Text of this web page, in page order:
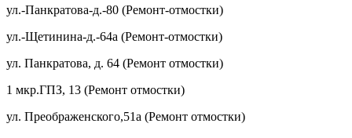
ул.-Панкратова-д.-80 (Ремонт-отмостки)
ул.-Щетинина-д.-64а (Ремонт-отмостки)
ул. Панкратова, д. 64 (Ремонт отмостки)
1 мкр.ГПЗ, 13 (Ремонт отмостки)
ул. Преображенского,51а (Ремонт отмостки)